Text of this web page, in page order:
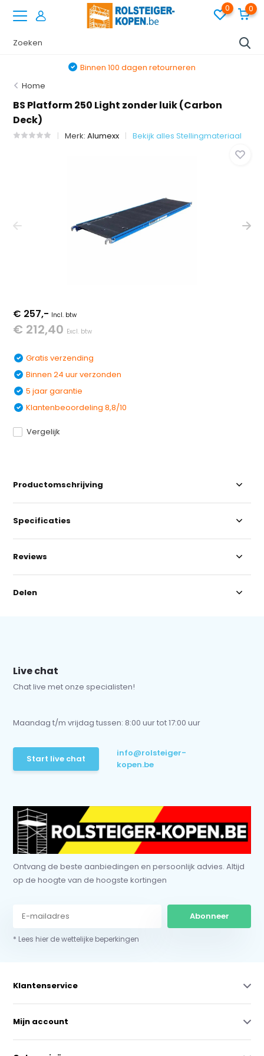
0 0
Binnen 100 dagen retourneren
Home
BS Platform 250 Light zonder luik (Carbon
Deck)
Merk:Alumexx Bekijk alles Stellingmateriaal
€ 257,- Incl. btw
€ 212,40 Excl. btw
Gratis verzending
Binnen 24 uur verzonden
5 jaar garantie
Klantenbeoordeling 8,8/10
Vergelijk
Productomschrijving
Specificaties
Reviews
Delen
Live chat
Chat live met onze specialisten!
Maandag t/m vrijdag tussen: 8:00 uur tot 17:00 uur
Start live chat
info@rolsteiger-
kopen.be
Ontvang de beste aanbiedingen en persoonlijk advies. Altijd
op de hoogte van de hoogste kortingen
Abonneer
* Lees hier de wettelijke beperkingen
Klantenservice
Mijn account